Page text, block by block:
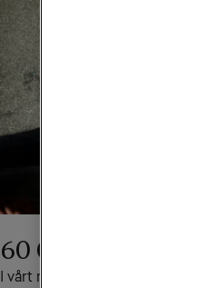
60 GB surf med
I vårt mobilabonnemang